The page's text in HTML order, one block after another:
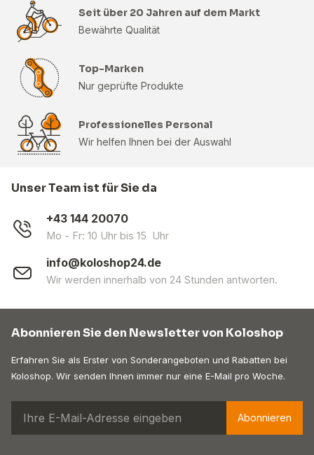
Seit über 20 Jahren auf dem Markt
Bewährte Qualität
Top-Marken
Nur geprüfte Produkte
Professionelles Personal
Wir helfen Ihnen bei der Auswahl
Unser Team ist für Sie da
+43 144 20070
Mo - Fr: 10 Uhr bis 15 Uhr
info@koloshop24.de
Wir werden innerhalb von 24 Stunden antworten.
Abonnieren Sie den Newsletter von Koloshop
Erfahren Sie als Erster von Sonderangeboten und Rabatten bei
Koloshop. Wir senden Ihnen immer nur eine E-Mail pro Woche.
Abonnieren